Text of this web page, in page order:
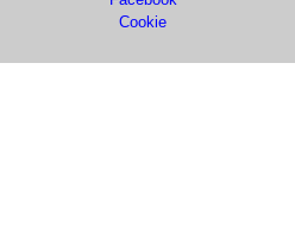
Cookie